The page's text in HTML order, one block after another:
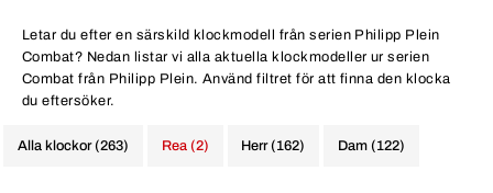
Letar du efter en särskild klockmodell från serien Philipp Plein
Combat? Nedan listar vi alla aktuella klockmodeller ur serien
Combat från Philipp Plein. Använd filtret för att finna den klocka
du eftersöker.
Alla klockor (263) Herr (162) Dam (122)
Rea (2)